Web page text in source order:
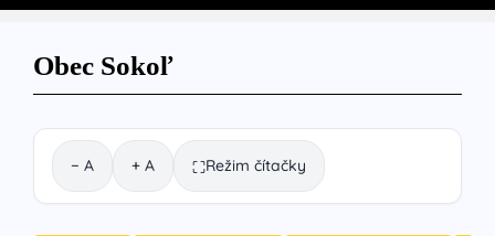
Obec Sokoľ
− A + A ⛶Režim čítačky